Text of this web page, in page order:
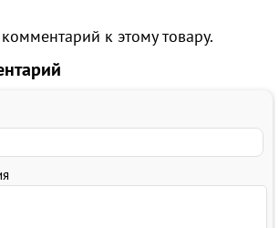
к этому товару.